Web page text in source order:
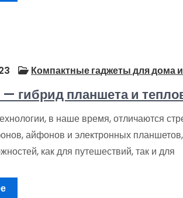
Компактные гаджеты для дома
— гибрид планшета и
в наше время, отличаются
айфонов и электронных
как для путешествий, так и для